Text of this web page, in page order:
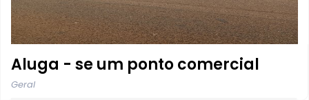
Aluga - se um ponto comercial
Geral